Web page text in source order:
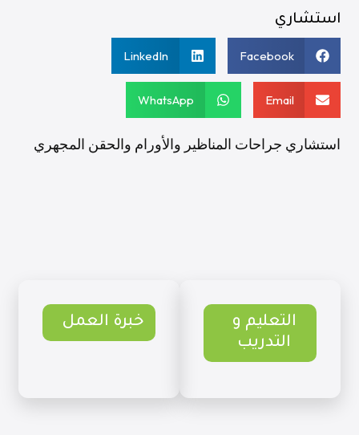
استشاري
Facebook
LinkedIn
Email
WhatsApp
استشاري جراحات المناظير والأورام والحقن المجهري
التعليم و
التدريب
خبرة العمل